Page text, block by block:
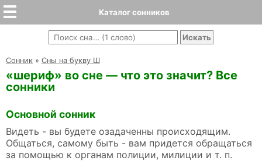
Каталог сонников
Cонник » Сны на букву Ш
«шериф» во сне — что это значит? Все
сонники
Основной сонник
Видеть - вы будете озадаченны происходящим.
Общаться, самому быть - вам придется обращаться
за помощью к органам полиции, милиции и т. п.